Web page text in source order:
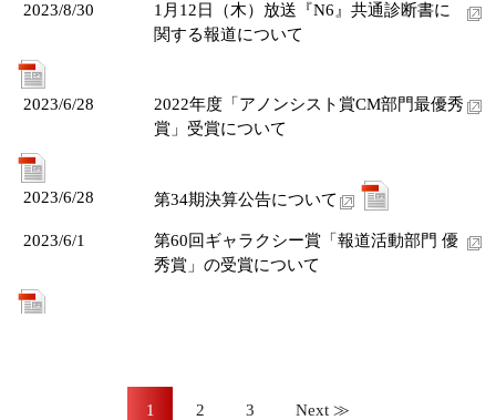
2023/8/30
1月12日（木）放送『N6』共通診断書に
関する報道について
2023/6/28
2022年度「アノンシスト賞CM部門最優秀
賞」受賞について
2023/6/28 第34期決算公告について
2023/6/1
第60回ギャラクシー賞「報道活動部門 優
秀賞」の受賞について
1 2 3 Next ≫